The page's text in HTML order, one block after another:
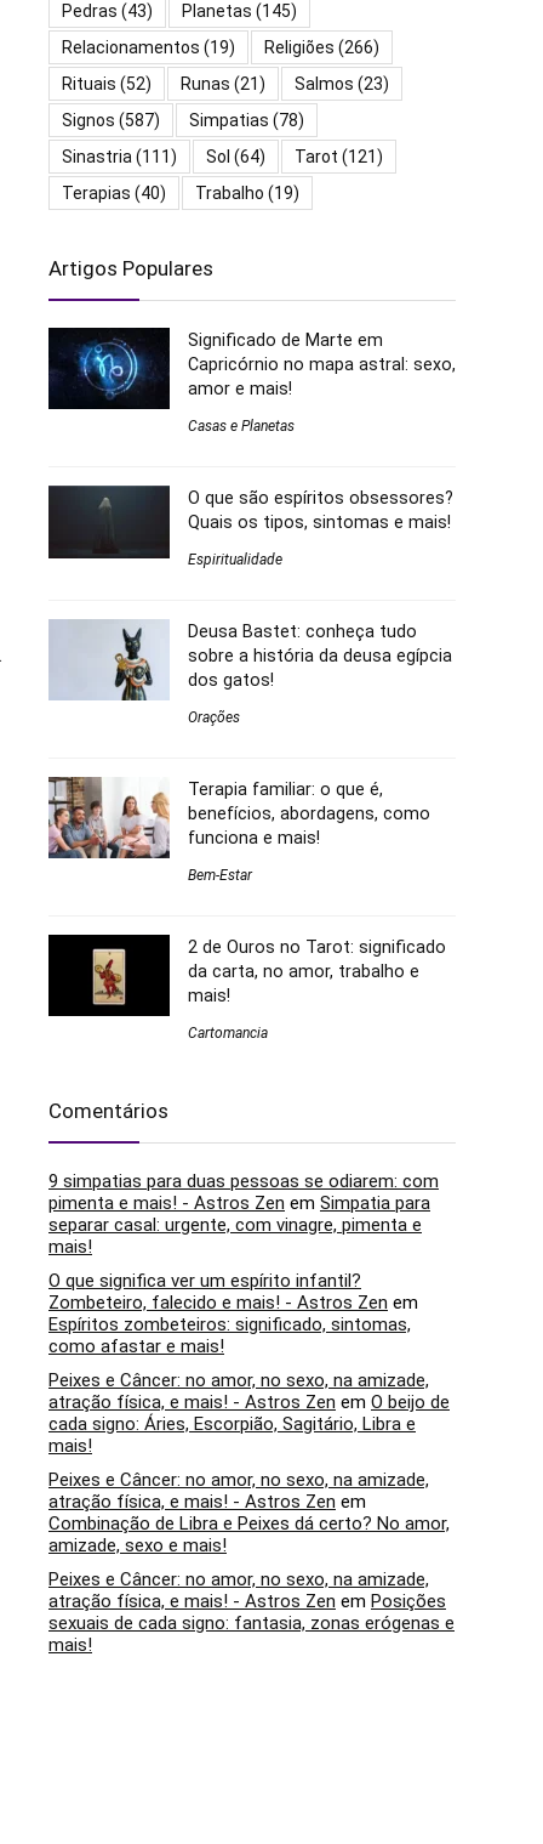
Pedras (43) Planetas (145)
Relacionamentos (19) Religiões (266)
Rituais (52) Runas (21) Salmos (23)
Signos (587) Simpatias (78)
Sinastria(111) Sol (64) Tarot (121)
Terapias (40) Trabalho (19)
Artigos Populares
Significado de Marte em
Capricórnio no mapa astral: sexo,
amor e mais!
Casas e Planetas
O que são espíritos obsessores?
Quais os tipos, sintomas e mais!
Espiritualidade
Deusa Bastet: conheça tudo
sobre a história da deusa egípcia
dos gatos!
Orações
Terapia familiar: o que é,
benefícios, abordagens, como
funciona e mais!
Bem-Estar
2 de Ouros no Tarot: significado
da carta, no amor, trabalho e
mais!
Cartomancia
Comentários
9 simpatias para duas pessoas se odiarem: com
pimenta e mais! - Astros Zen em Simpatia para
separar casal: urgente, com vinagre, pimenta e
mais!
O que significa ver um espírito infantil?
Zombeteiro, falecido e mais! - Astros Zen em
Espíritos zombeteiros: significado, sintomas,
como afastar e mais!
Peixes e Câncer: no amor, no sexo, na amizade,
atração física, e mais! - Astros Zen em O beijo de
cada signo: Áries, Escorpião, Sagitário, Libra e
mais!
Peixes e Câncer: no amor, no sexo, na amizade,
atração física, e mais! - Astros Zen em
Combinação de Libra e Peixes dá certo? No amor,
amizade, sexo e mais!
Peixes e Câncer: no amor, no sexo, na amizade,
atração física, e mais! - Astros Zen em Posições
sexuais de cada signo: fantasia, zonas erógenas e
mais!